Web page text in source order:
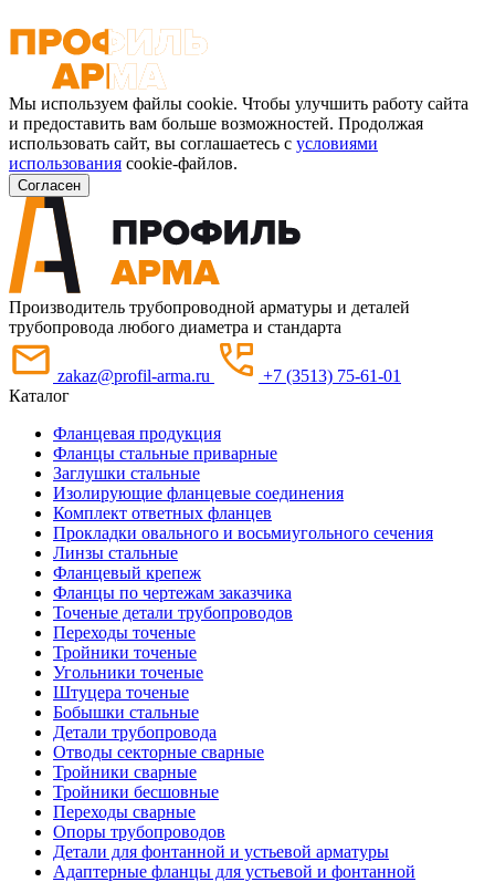
Мы используем файлы cookie. Чтобы улучшить работу сайта
и предоставить вам больше возможностей. Продолжая
использовать сайт, вы соглашаетесь с условиями
использования cookie-файлов.
Согласен
Производитель трубопроводной арматуры и деталей
трубопровода любого диаметра и стандарта
zakaz@profil-arma.ru
+7 (3513) 75-61-01
Каталог
Фланцевая продукция
Фланцы стальные приварные
Заглушки стальные
Изолирующие фланцевые соединения
Комплект ответных фланцев
Прокладки овального и восьмиугольного сечения
Линзы стальные
Фланцевый крепеж
Фланцы по чертежам заказчика
Точеные детали трубопроводов
Переходы точеные
Тройники точеные
Угольники точеные
Штуцера точеные
Бобышки стальные
Детали трубопровода
Отводы секторные сварные
Тройники сварные
Тройники бесшовные
Переходы сварные
Опоры трубопроводов
Детали для фонтанной и устьевой арматуры
Адаптерные фланцы для устьевой и фонтанной